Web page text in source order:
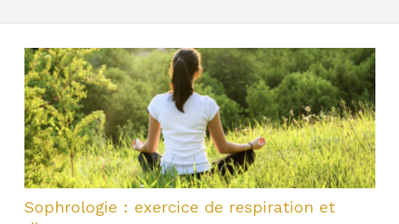
Sophrologie : exercice de respiration et